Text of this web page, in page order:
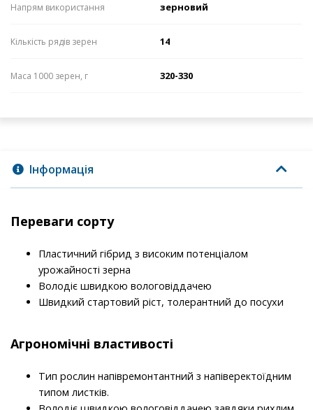
Напрям використання зерновий
Кількість рядів зерен 14
Маса 1000 зерен, г 320-330
Інформація
Переваги сорту
Пластичний гібрид з високим потенціалом
урожайності зерна
Володіє швидкою вологовіддачею
Швидкий стартовий ріст, толерантний до посухи
Агрономічні властивості
Тип рослин напівремонтантний з напіверектоїдним
типом листків.